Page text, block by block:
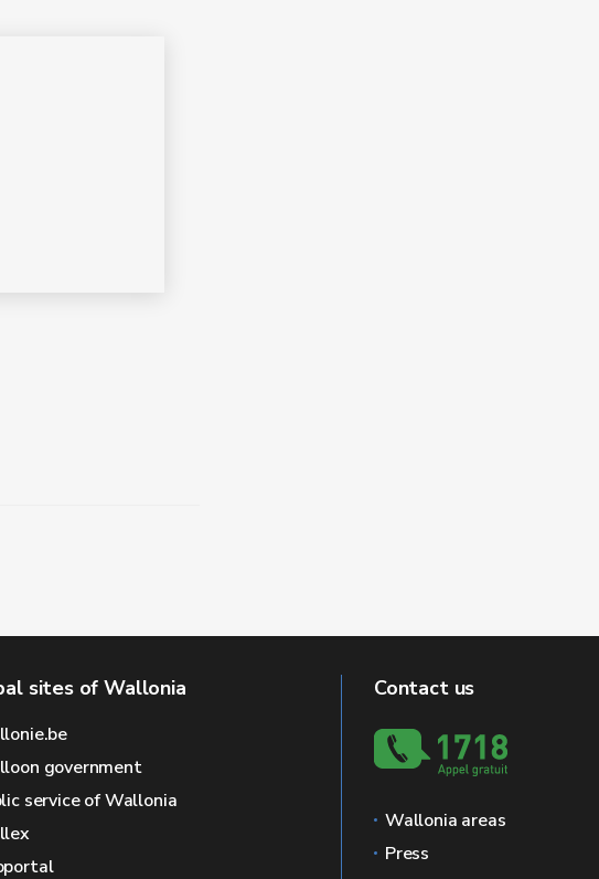
sites of Wallonia
government
service of Wallonia
Contact us
Wallonia areas
Press